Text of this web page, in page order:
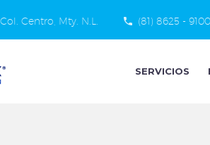
Centro, Mty. N.L. (81) 8625 - 9100
SERVICIOS